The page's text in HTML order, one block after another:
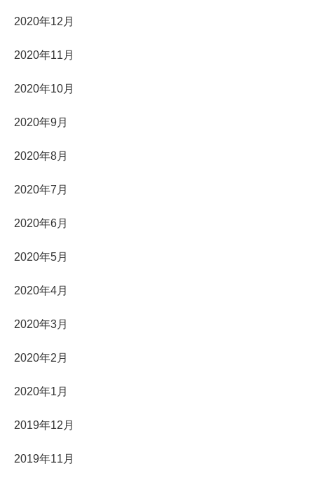
2020年12月
2020年11月
2020年10月
2020年9月
2020年8月
2020年7月
2020年6月
2020年5月
2020年4月
2020年3月
2020年2月
2020年1月
2019年12月
2019年11月